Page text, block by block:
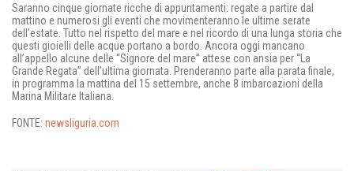
Saranno cinque giornate ricche di appuntamenti: regate a partire dal
mattino e numerosi gli eventi che movimenteranno le ultime serate
dell’estate. Tutto nel rispetto del mare e nel ricordo di una lunga storia che
questi gioielli delle acque portano a bordo. Ancora oggi mancano
all’appello alcune delle “Signore del mare” attese con ansia per “La
Grande Regata” dell’ultima giornata. Prenderanno parte alla parata finale,
in programma la mattina del 15 settembre, anche 8 imbarcazioni della
Marina Militare Italiana.
FONTE: newsliguria.com